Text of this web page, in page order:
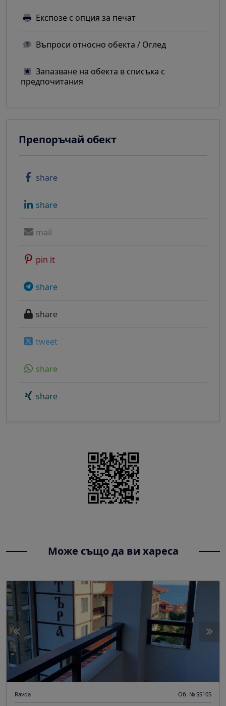
Експозе с опция за печат
Въпроси относно обекта / Оглед
Запазване на обекта в списъка с
предпочитания
Препоръчай обект
share
share
mail
pin it
share
share
tweet
share
share
Може също да ви хареса
Ravda Об. № SS105